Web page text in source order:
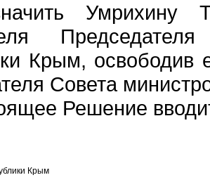
Умрихину
Крым, освободив
Совета
Решение
Крым